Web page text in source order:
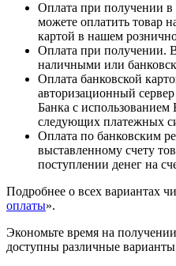
Оплата при получении
можете оплатить товар
картой в нашем
Оплата при получении.
наличными или
Оплата банковской
авторизационный
Банка с использованием
следующих платежных
Оплата по банковским
выставленному счету
поступлении денег на
Подробнее о всех вариантах
оплаты».
Экономьте время на
доступны различные варианты